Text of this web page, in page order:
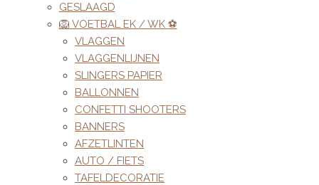
GESLAAGD
🦁 VOETBAL EK / WK ⚽️
VLAGGEN
VLAGGENLIJNEN
SLINGERS PAPIER
BALLONNEN
CONFETTI SHOOTERS
BANNERS
AFZETLINTEN
AUTO / FIETS
TAFELDECORATIE